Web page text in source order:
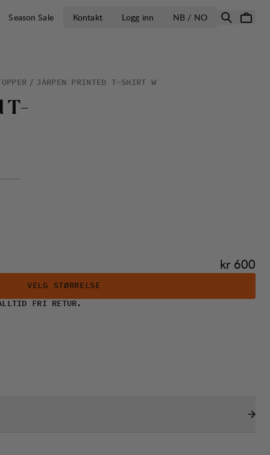
Season Sale Kontakt Logg inn NB / NOÅPNE VELG
JÄRPEN PRINTED T-SHIRT W
T-
Pris:
kr 600
VELG STØRRELSE
FRI RETUR.